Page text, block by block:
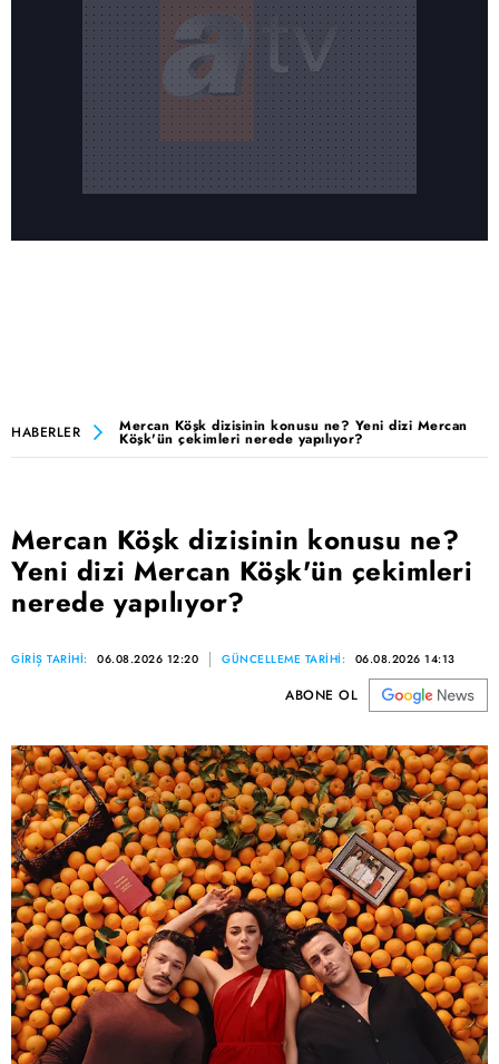
HABERLER Mercan Köşk dizisinin konusu ne? Yeni dizi Mercan
Köşk'ün çekimleri nerede yapılıyor?
Mercan Köşk dizisinin konusu ne?
Yeni dizi Mercan Köşk'ün çekimleri
nerede yapılıyor?
GİRİŞ TARİHİ: 06.08.2026 12:20 GÜNCELLEME TARİHİ: 06.08.2026 14:13
ABONE OL